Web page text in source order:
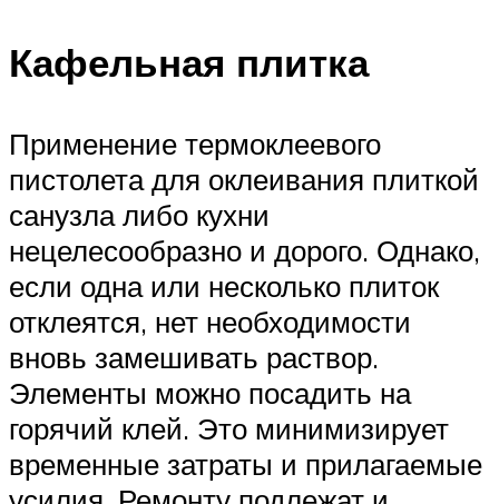
Кафельная плитка
Применение термоклеевого
пистолета для оклеивания плиткой
санузла либо кухни
нецелесообразно и дорого. Однако,
если одна или несколько плиток
отклеятся, нет необходимости
вновь замешивать раствор.
Элементы можно посадить на
горячий клей. Это минимизирует
временные затраты и прилагаемые